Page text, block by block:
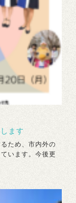
ます
ため、市内外の
います。今後更